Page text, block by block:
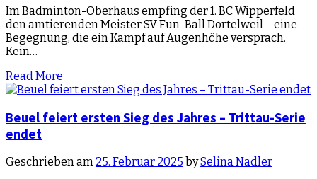
Im Badminton-Oberhaus empfing der 1. BC Wipperfeld
den amtierenden Meister SV Fun-Ball Dortelweil – eine
Begegnung, die ein Kampf auf Augenhöhe versprach.
Kein…
Read More
Beuel feiert ersten Sieg des Jahres – Trittau-Serie
endet
Geschrieben am 25. Februar 2025 bySelina Nadler